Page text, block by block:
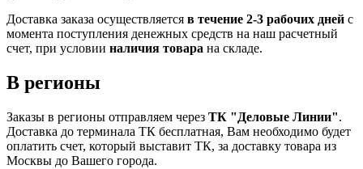
Доставка заказа осуществляется в течение 2-3 рабочих дней с
момента поступления денежных средств на наш расчетный
счет, при условии наличия товара на складе.
В регионы
Заказы в регионы отправляем через ТК "Деловые Линии".
Доставка до терминала ТК бесплатная, Вам необходимо будет
оплатить счет, который выставит ТК, за доставку товара из
Москвы до Вашего города.